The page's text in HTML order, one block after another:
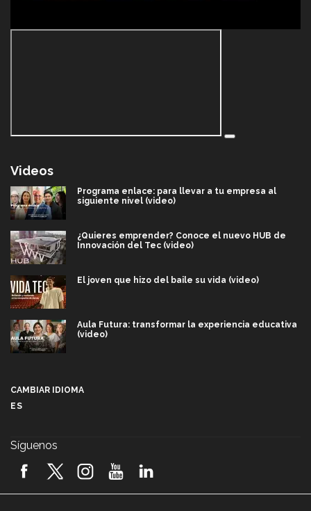
Videos
Programa enlace: para llevar a tu empresa al
siguiente nivel (video)
¿Quieres emprender? Conoce el nuevo HUB de
Innovación del Tec (video)
El joven que hizo del baile su vida (video)
Aula Futura: transformar la experiencia educativa
(video)
2026! (video)
CAMBIAR IDIOMA
ES
Síguenos